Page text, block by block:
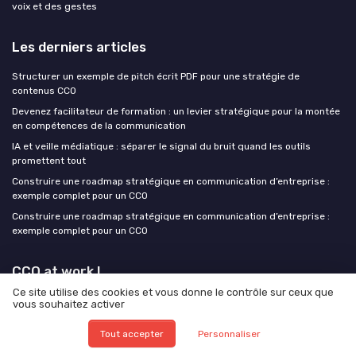
voix et des gestes
Les derniers articles
Structurer un exemple de pitch écrit PDF pour une stratégie de
contenus CCO
Devenez facilitateur de formation : un levier stratégique pour la montée
en compétences de la communication
IA et veille médiatique : séparer le signal du bruit quand les outils
promettent tout
Construire une roadmap stratégique en communication d’entreprise :
exemple complet pour un CCO
Construire une roadmap stratégique en communication d’entreprise :
exemple complet pour un CCO
CCO at work !
Ce site utilise des cookies et vous donne le contrôle sur ceux que
vous souhaitez activer
Tout accepter Personnaliser